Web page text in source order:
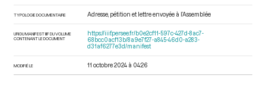
TYPOLOGIE DOCUMENTAIRE Adresse, pétition et lettre envoyée à l’Assemblée
URI DU MANIFEST IIIF DU VOLUME
CONTENANT LE DOCUMENT
https://iiif.persee.fr/b0e2cf11-597c-427d-8ac7-
68bcc0acf13b/8a9e7f27-a845-46d0-a283-
d31af6277e3d/manifest
MODIFIÉ LE 11 octobre 2024 à 04:26